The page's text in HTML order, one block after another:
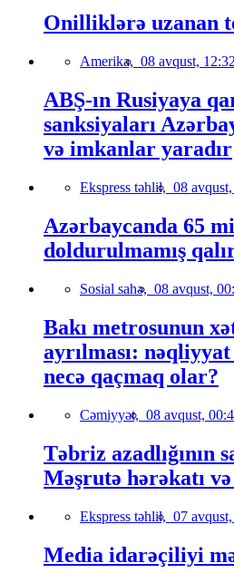
Onilliklərə uzanan
Amerika, 08 avqust, 12:32
ABŞ-ın Rusiyaya
sanksiyaları
və imkanlar yaradır
Ekspress təhlil, 08
Azərbaycanda 65
doldurulmamış
Sosial sahə, 08 avqust,
Bakı metrosunun
ayrılması:
necə qaçmaq olar?
Cəmiyyət, 08 avqust,
Təbriz azadlığının
Məşrutə hərəkatı
Ekspress təhlil, 07
Media idarəçiliyi